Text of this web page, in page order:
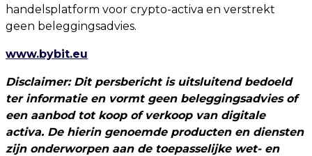
handelsplatform voor crypto-activa en verstrekt
geen beleggingsadvies.
www.bybit.eu
Disclaimer: Dit persbericht is uitsluitend bedoeld
ter informatie en vormt geen beleggingsadvies of
een aanbod tot koop of verkoop van digitale
activa. De hierin genoemde producten en diensten
zijn onderworpen aan de toepasselijke wet- en